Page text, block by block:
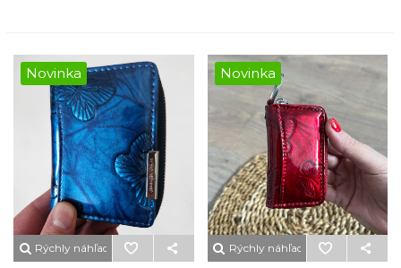
Novinka
Rýchly náhľad
Novinka
Rýchly náhľad